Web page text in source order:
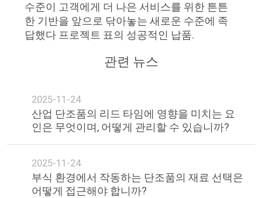
수준이 고객에게 더 나은 서비스를 위한 튼튼
한 기반을 앞으로 닦아놓는 새로운 수준에 족
답했다 프로젝트 표의 성공적인 납품.
관련 뉴스
2025-11-24
산업 단조품의 리드 타임에 영향을 미치는 요
인은 무엇이며, 어떻게 관리할 수 있습니까?​​
2025-11-24
부식 환경에서 작동하는 단조품의 재료 선택은
어떻게 접근해야 합니까?​​